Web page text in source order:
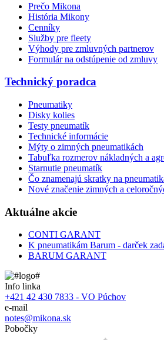
Prečo Mikona
História Mikony
Cenníky
Služby pre fleety
Výhody pre zmluvných partnerov
Formulár na odstúpenie od zmluvy
Technický poradca
Pneumatiky
Disky kolies
Testy pneumatík
Technické informácie
Mýty o zimných pneumatikách
Tabuľka rozmerov nákladných a
Starnutie pneumatík
Čo znamenajú skratky na
Nové značenie zimných a
Aktuálne akcie
CONTI GARANT
K pneumatikám Barum - darček
BARUM GARANT
Info linka
+421 42 430 7833 - VO Púchov
e-mail
notes@mikona.sk
Pobočky